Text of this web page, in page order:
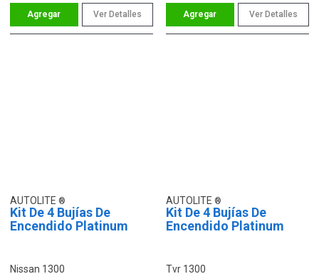
Ver Detalles Ver Detalles
AUTOLITE
Kit De 4 Bujías De
Encendido Platinum
Nissan 1300
AUTOLITE
Kit De 4 Bujías De
Encendido Platinum
Tvr 1300